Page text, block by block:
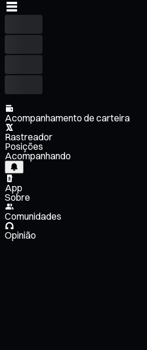
Acompanhamento de carteira
Rastreador
Posições
Acompanhando
App
Sobre
Comunidades
Opinião